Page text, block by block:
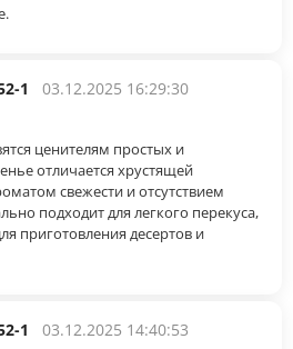
1 03.12.2025 16:29:30
ценителям простых и
отличается хрустящей
свежести и отсутствием
подходит для легкого перекуса,
приготовления десертов и
1 03.12.2025 14:40:53